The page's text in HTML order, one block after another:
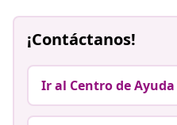
¡Contáctanos!
Ir al Centro de Ayuda